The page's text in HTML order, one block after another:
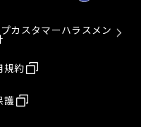
カスタマーハラスメン
規約
護